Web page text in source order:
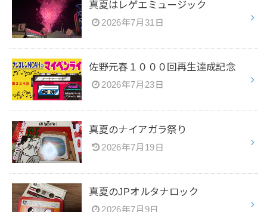
真夏はレゲエミュージック
2026年7月31日
佐野元春１０００回再生達成記念
2026年7月23日
真夏のナイアガラ祭り
2026年7月19日
真夏のJPオルタナロック
2026年7月9日